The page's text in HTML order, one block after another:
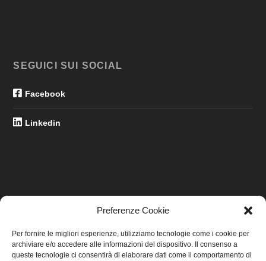
Preferenze Cookie
Per fornire le migliori esperienze, utilizziamo tecnologie come i cookie per
archiviare e/o accedere alle informazioni del dispositivo. Il consenso a
queste tecnologie ci consentirà di elaborare dati come il comportamento di
SEGUICI SUI SOCIAL
Facebook
Linkedin
Home